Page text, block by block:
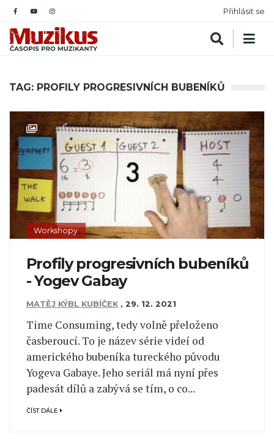
Přihlásit se
TAG: PROFILY PROGRESIVNÍCH BUBENÍKŮ
Workshopy
Profily progresivních bubeníků
- Yogev Gabay
MATĚJ KÝBL KUBÍČEK , 29. 12. 2021
Time Consuming, tedy volně přeloženo
časberoucí. To je název série videí od
amerického bubeníka tureckého původu
Yogeva Gabaye. Jeho seriál má nyní přes
padesát dílů a zabývá se tím, o co...
ČÍST DÁLE